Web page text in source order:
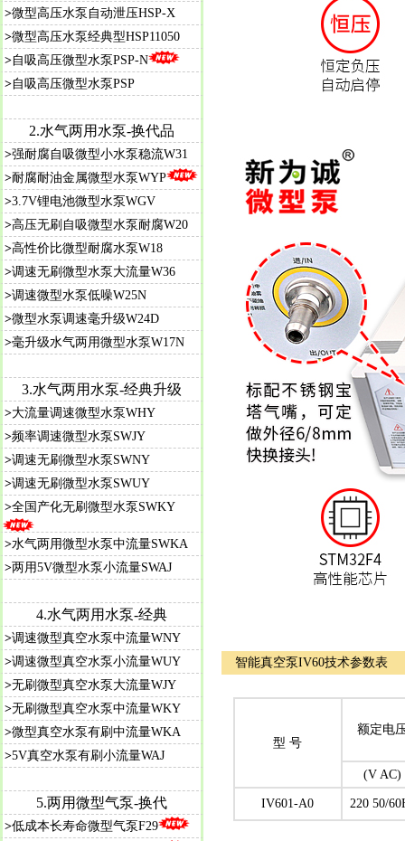
智能真空泵IV60技术参数表
型 号
额定电
(V AC)
IV601-A0 220 50/
>微型高压水泵自动泄压HSP-X
>微型高压水泵经典型HSP11050
>自吸高压微型水泵PSP-N
>自吸高压微型水泵PSP
2.水气两用水泵-换代品
>强耐腐自吸微型小水泵稳流W31
>耐腐耐油金属微型水泵WYP
>3.7V锂电池微型水泵WGV
>高压无刷自吸微型水泵耐腐W20
>高性价比微型耐腐水泵W18
>调速无刷微型水泵大流量W36
>调速微型水泵低噪W25N
>微型水泵调速毫升级W24D
>毫升级水气两用微型水泵W17N
3.水气两用水泵-经典升级
>大流量调速微型水泵WHY
>频率调速微型水泵SWJY
>调速无刷微型水泵SWNY
>调速无刷微型水泵SWUY
>全国产化无刷微型水泵SWKY
>水气两用微型水泵中流量SWKA
>两用5V微型水泵小流量SWAJ
4.水气两用水泵-经典
>调速微型真空水泵中流量WNY
>调速微型真空水泵小流量WUY
>无刷微型真空水泵大流量WJY
>无刷微型真空水泵中流量WKY
>微型真空水泵有刷中流量WKA
>5V真空水泵有刷小流量WAJ
5.两用微型气泵-换代
>低成本长寿命微型气泵F29